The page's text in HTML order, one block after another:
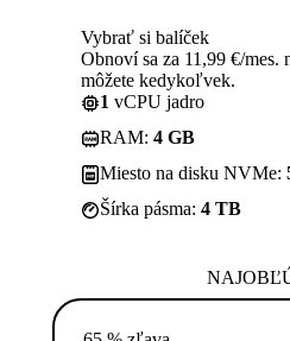
Vybrať si balíček
Obnoví sa za 11,99 €/
môžete kedykoľvek.
1 vCPU jadro
RAM: 4 GB
Miesto na disku NVMe:
Šírka pásma: 4 TB